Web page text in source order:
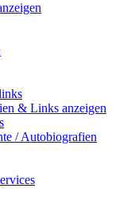
& Links anzeigen
/ Autobiografien